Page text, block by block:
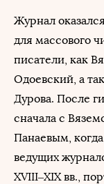
Журнал
для массового
писатели, как
Одоевский, а
Дурова. После
сначала с
Панаевым,
ведущих
XVIII–XIX вв.,